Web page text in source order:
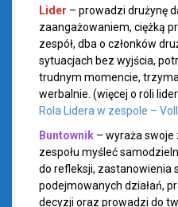
Lider – prowadzi drużynę
zaangażowaniem, ciężką
zespół, dba o członków
sytuacjach bez wyjścia,
trudnym momencie,
werbalnie. (więcej o roli
Rola Lidera w zespole –
Buntownik – wyraża swoje
zespołu myśleć
do refleksji, zastanowienia
podejmowanych działań,
decyzji oraz prowadzi do